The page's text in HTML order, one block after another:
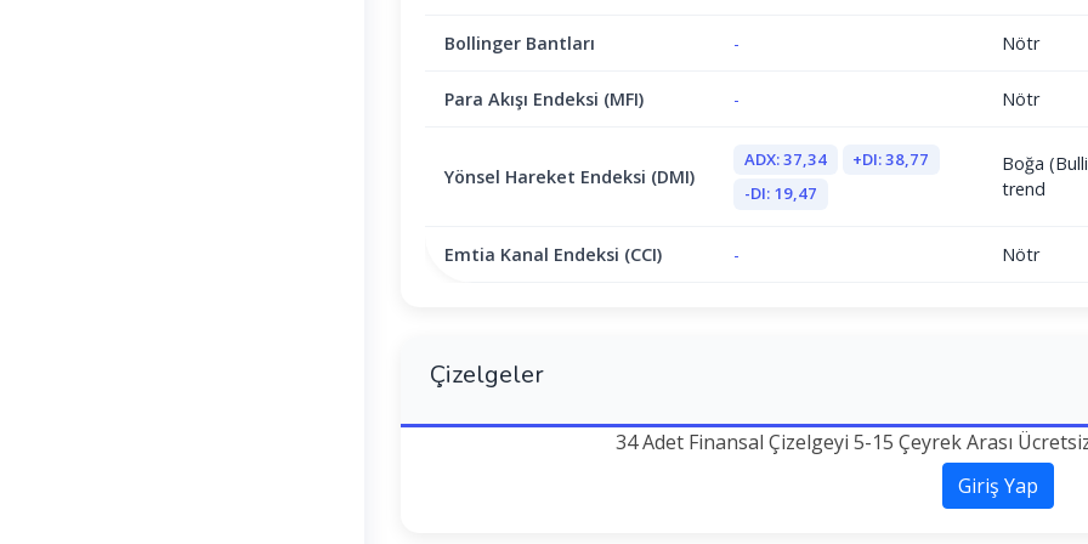
Bollinger Bantları - Nötr
Para Akışı Endeksi (MFI) - Nötr
Yönsel Hareket Endeksi (DMI)
ADX: 37,34
+DI: 38,77
-DI: 19,47
Boğa
trend
Emtia Kanal Endeksi (CCI) - Nötr
Çizelgeler
34 Adet Finansal Çizelgeyi 5-15 Çeyrek Arası
Giriş Yap